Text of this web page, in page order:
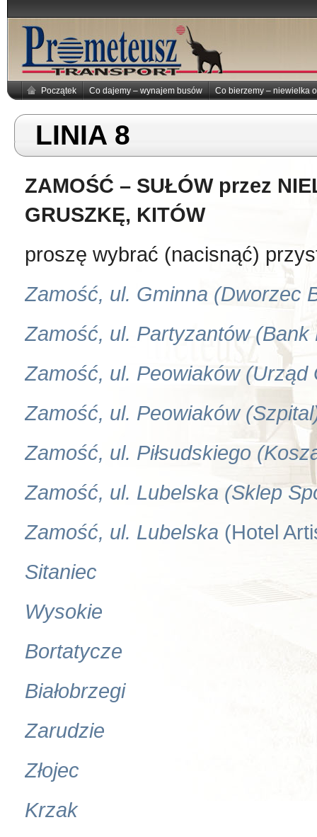
Początek Co dajemy – wynajem busów Co bierzemy – niewielka
LINIA 8
ZAMOŚĆ – SUŁÓW przez
GRUSZKĘ, KITÓW
proszę wybrać (nacisnąć)
Zamość, ul. Gminna (Dworzec
Zamość, ul. Partyzantów (Bank
Zamość, ul. Peowiaków (Urząd
Zamość, ul. Peowiaków
Zamość, ul. Piłsudskiego
Zamość, ul. Lubelska (Sklep
Zamość, ul. Lubelska (Hotel
Sitaniec
Wysokie
Bortatycze
Białobrzegi
Zarudzie
Złojec
Krzak